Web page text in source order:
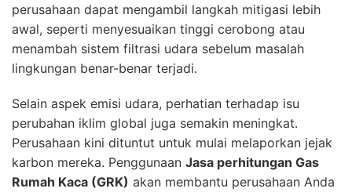
perusahaan dapat mengambil langkah mitigasi lebih
awal, seperti menyesuaikan tinggi cerobong atau
menambah sistem filtrasi udara sebelum masalah
lingkungan benar-benar terjadi.
Selain aspek emisi udara, perhatian terhadap isu
perubahan iklim global juga semakin meningkat.
Perusahaan kini dituntut untuk mulai melaporkan jejak
karbon mereka. Penggunaan Jasa perhitungan Gas
Rumah Kaca (GRK) akan membantu perusahaan Anda